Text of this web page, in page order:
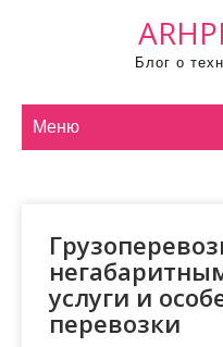
Блог о
Меню
услуги и
перевозки